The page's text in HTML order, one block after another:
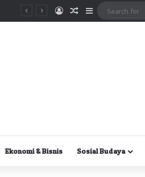
MasukRandom Article
Sidebar
Ekonomi & Bisnis Sosial Budaya